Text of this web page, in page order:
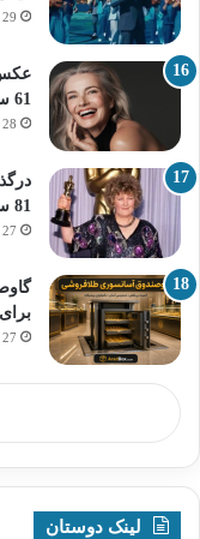
29 تیر 1405
عکس
61 سالگی + بیوگرافی
28 تیر 1405
81 سالگی
27 تیر 1405
27 تیر 1405
لینک دوستان